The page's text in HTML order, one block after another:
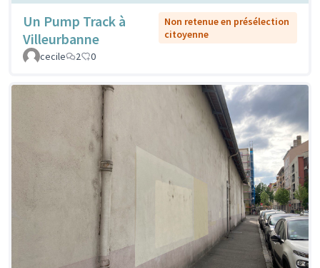
Un Pump Track à
Villeurbanne
Non retenue en présélection
citoyenne
cecile
2 0